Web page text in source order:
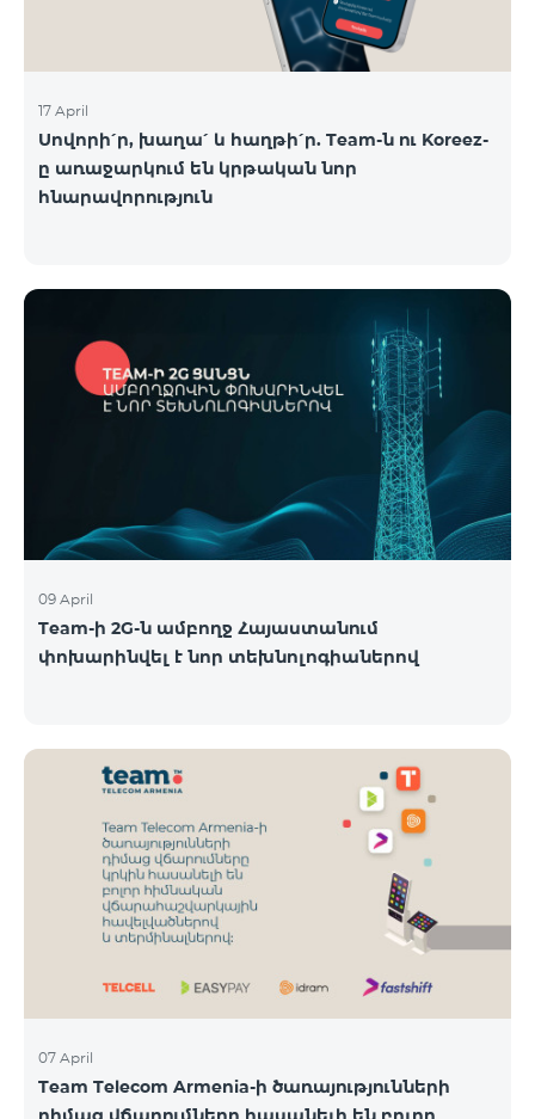
17 April
Սովորի՛ր, խաղա՛ և հաղթի՛ր. Team-ն ու Koreez-
ը առաջարկում են կրթական նոր
հնարավորություն
09 April
Team-ի 2G-ն ամբողջ Հայաստանում
փոխարինվել է նոր տեխնոլոգիաներով
07 April
Team Telecom Armenia-ի ծառայությունների